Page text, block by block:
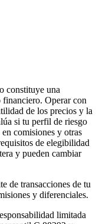
constituye una
financiero. Operar con
de los precios y la
si tu perfil de riesgo
en comisiones y otras
de elegibilidad
y pueden cambiar
de transacciones de tu
y diferenciales.
limitada